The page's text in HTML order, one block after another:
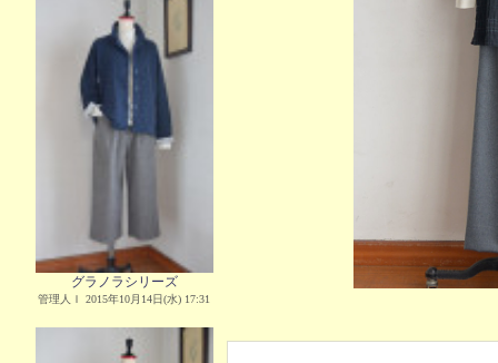
グラノラシリーズ
管理人Ｉ 2015年10月14日(水) 17:31